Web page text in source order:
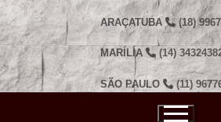
ARAÇATUBA (18)
MARÍLIA (14)
SÃO PAULO (11)